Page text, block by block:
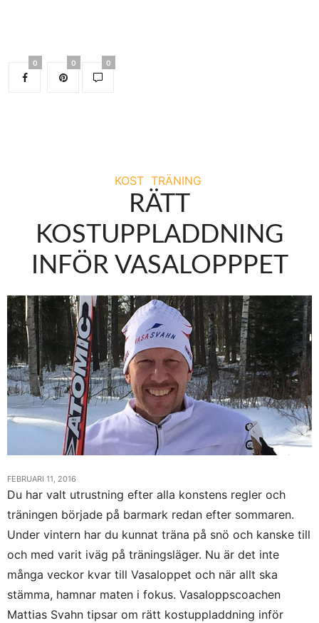
0 0 0
KOST TRÄNING
RÄTT
KOSTUPPLADDNING
INFÖR VASALOPPPET
FEBRUARI 11, 2016
Du har valt utrustning efter alla konstens regler och
träningen började på barmark redan efter sommaren.
Under vintern har du kunnat träna på snö och kanske till
och med varit iväg på träningsläger. Nu är det inte
många veckor kvar till Vasaloppet och när allt ska
stämma, hamnar maten i fokus. Vasaloppscoachen
Mattias Svahn tipsar om rätt kostuppladdning inför